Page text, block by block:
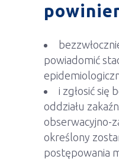
powiadomić
i zgłosić się
oddziału
obserwacyjno-
określony
postępowania